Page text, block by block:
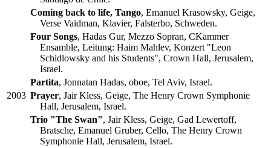
Coming back to life, Tango, Emanuel Krasowsky, Geige,
Verse Vaidman, Klavier, Falsterbo, Schweden.
Four Songs, Hadas Gur, Mezzo Sopran, CKammer
Ensamble, Leitung: Haim Mahlev, Konzert "Leon
Schidlowsky and his Students", Crown Hall, Jerusalem,
Israel.
Partita, Jonnatan Hadas, oboe, Tel Aviv, Israel.
2003 Prayer, Jair Kless, Geige, The Henry Crown Symphonie
Hall, Jerusalem, Israel.
Trio "The Swan", Jair Kless, Geige, Gad Lewertoff,
Bratsche, Emanuel Gruber, Cello, The Henry Crown
Symphonie Hall, Jerusalem, Israel.